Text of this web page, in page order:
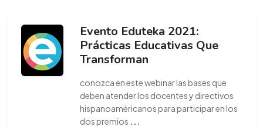
Evento Eduteka 2021:
Prácticas Educativas Que
Transforman
conozca en este webinar las bases que
deben atender los docentes y directivos
hispanoaméricanos para participar en los
dos premios ...